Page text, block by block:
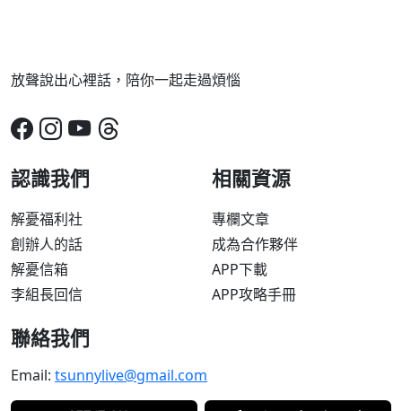
放聲說出心裡話，陪你一起走過煩惱
認識我們
解憂福利社
創辦人的話
解憂信箱
李組長回信
相關資源
專欄文章
成為合作夥伴
APP下載
APP攻略手冊
聯絡我們
Email: tsunnylive@gmail.com